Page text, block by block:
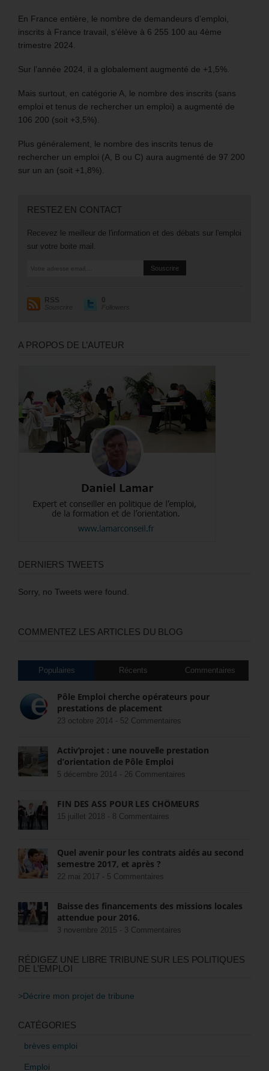
En France entière, le nombre de demandeurs d’emploi,
inscrits à France travail, s’élève à 6 255 100 au 4ème
trimestre 2024.
Sur l’année 2024, il a globalement augmenté de +1,5%.
Mais surtout, en catégorie A, le nombre des inscrits (sans
emploi et tenus de rechercher un emploi) a augmenté de
106 200 (soit +3,5%).
Plus généralement, le nombre des inscrits tenus de
rechercher un emploi (A, B ou C) aura augmenté de 97 200
sur un an (soit +1,8%).
RESTEZ EN CONTACT
Recevez le meilleur de l'information et des débats sur l'emploi
sur votre boite mail.
RSS
Souscrire
0
Followers
A PROPOS DE L’AUTEUR
DERNIERS TWEETS
Sorry, no Tweets were found.
COMMENTEZ LES ARTICLES DU BLOG
Populaires Récents Commentaires
Pôle Emploi cherche opérateurs pour
prestations de placement
23 octobre 2014 - 52 Commentaires
Activ’projet : une nouvelle prestation
d’orientation de Pôle Emploi
5 décembre 2014 - 26 Commentaires
FIN DES ASS POUR LES CHÔMEURS
15 juillet 2018 - 8 Commentaires
Quel avenir pour les contrats aidés au second
semestre 2017, et après ?
22 mai 2017 - 5 Commentaires
Baisse des financements des missions locales
attendue pour 2016.
3 novembre 2015 - 3 Commentaires
RÉDIGEZ UNE LIBRE TRIBUNE SUR LES POLITIQUES
DE L’EMPLOI
>Décrire mon projet de tribune
CATÉGORIES
brèves emploi
Emploi